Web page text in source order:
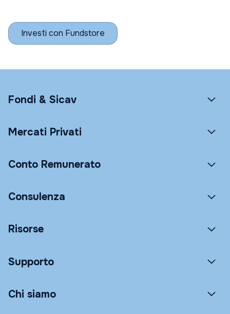
Investi con Fundstore
Fondi & Sicav
Mercati Privati
Conto Remunerato
Consulenza
Risorse
Supporto
Chi siamo